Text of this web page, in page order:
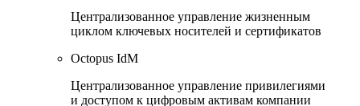
Централизованное управление жизненным
циклом ключевых носителей и сертификатов
Octopus IdM
Централизованное управление привилегиями
и доступом к цифровым активам компании